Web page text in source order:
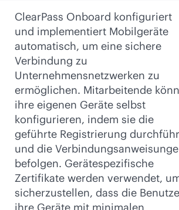
ClearPass Onboard konfiguriert
und implementiert Mobilgeräte
automatisch, um eine sichere
Verbindung zu
Unternehmensnetzwerken zu
ermöglichen. Mitarbeitende
ihre eigenen Geräte selbst
konfigurieren, indem sie die
geführte Registrierung
und die
befolgen. Gerätespezifische
Zertifikate werden verwendet,
sicherzustellen, dass die
ihre Geräte mit minimalen